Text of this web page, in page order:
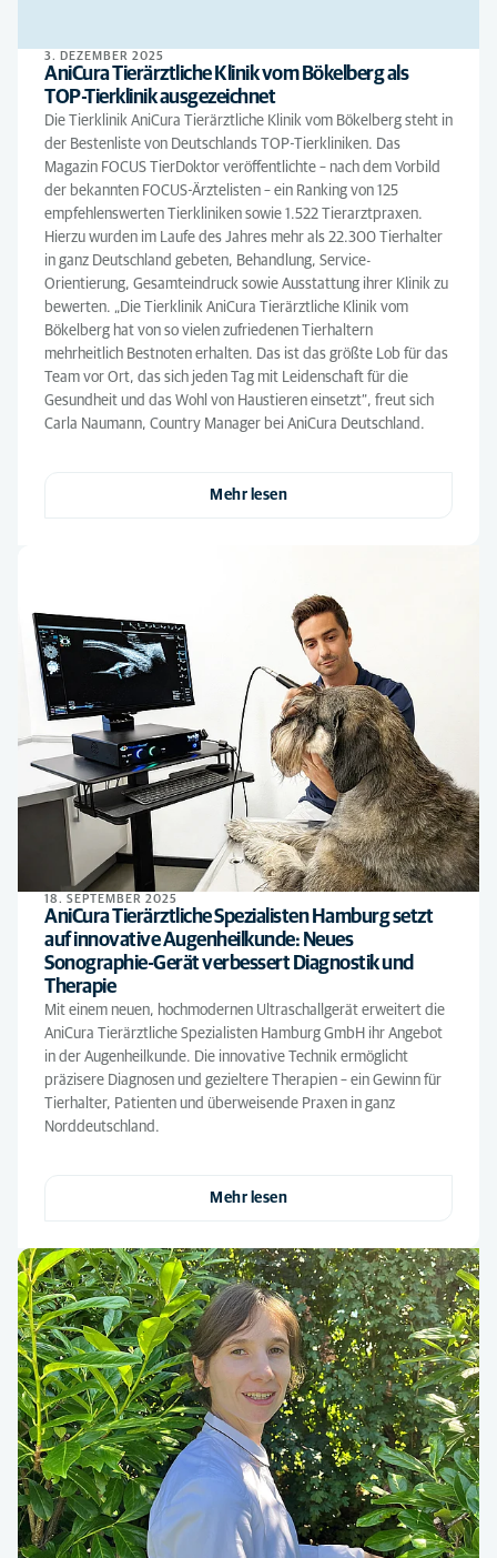
3. DEZEMBER 2025
AniCura Tierärztliche Klinik vom Bökelberg als
TOP-Tierklinik ausgezeichnet
Die Tierklinik AniCura Tierärztliche Klinik vom Bökelberg steht in
der Bestenliste von Deutschlands TOP-Tierkliniken. Das
Magazin FOCUS TierDoktor veröffentlichte – nach dem Vorbild
der bekannten FOCUS-Ärztelisten – ein Ranking von 125
empfehlenswerten Tierkliniken sowie 1.522 Tierarztpraxen.
Hierzu wurden im Laufe des Jahres mehr als 22.300 Tierhalter
in ganz Deutschland gebeten, Behandlung, Service-
Orientierung, Gesamteindruck sowie Ausstattung ihrer Klinik zu
bewerten. „Die Tierklinik AniCura Tierärztliche Klinik vom
Bökelberg hat von so vielen zufriedenen Tierhaltern
mehrheitlich Bestnoten erhalten. Das ist das größte Lob für das
Team vor Ort, das sich jeden Tag mit Leidenschaft für die
Gesundheit und das Wohl von Haustieren einsetzt“, freut sich
Carla Naumann, Country Manager bei AniCura Deutschland.
Mehr lesen
18. SEPTEMBER 2025
AniCura Tierärztliche Spezialisten Hamburg setzt
auf innovative Augenheilkunde: Neues
Sonographie-Gerät verbessert Diagnostik und
Therapie
Mit einem neuen, hochmodernen Ultraschallgerät erweitert die
AniCura Tierärztliche Spezialisten Hamburg GmbH ihr Angebot
in der Augenheilkunde. Die innovative Technik ermöglicht
präzisere Diagnosen und gezieltere Therapien – ein Gewinn für
Tierhalter, Patienten und überweisende Praxen in ganz
Norddeutschland.
Mehr lesen